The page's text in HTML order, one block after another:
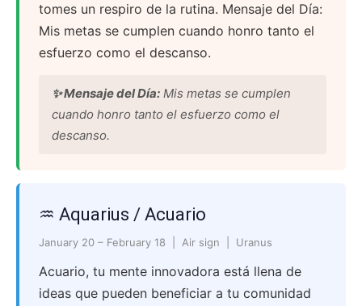
tomes un respiro de la rutina. Mensaje del Día:
Mis metas se cumplen cuando honro tanto el
esfuerzo como el descanso.
✨ Mensaje del Día: Mis metas se cumplen
cuando honro tanto el esfuerzo como el
descanso.
♒ Aquarius / Acuario
January 20 – February 18 | Air sign | Uranus
Acuario, tu mente innovadora está llena de
ideas que pueden beneficiar a tu comunidad